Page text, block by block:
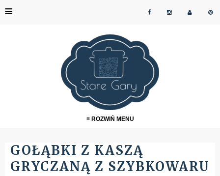
≡
≡ ROZWIŃ MENU
GOŁĄBKI Z KASZĄ
GRYCZANĄ Z SZYBKOWARU